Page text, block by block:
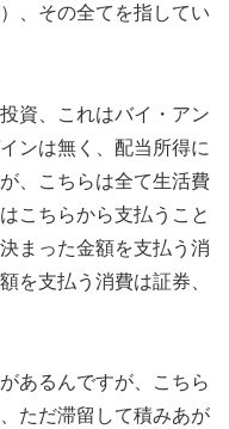
、その全てを指してい
資、これはバイ・アン
ンは無く、配当所得に
、こちらは全て生活費
こちらから支払うこと
まった金額を支払う消
を支払う消費は証券、
あるんですが、こちら
ただ滞留して積みあが